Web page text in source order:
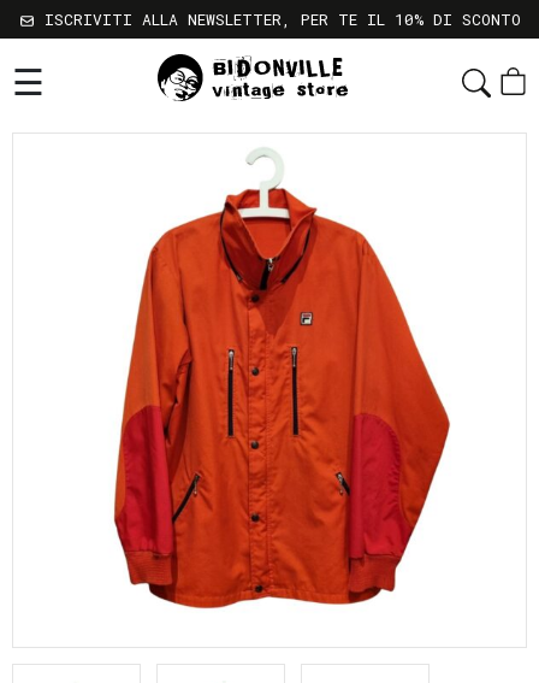
Shop
Chi
Newsletter
Termini
Condizioni
Spedizioni
pagamento
ISCRIVITI ALLA NEWSLETTER, PER TE IL 10% DI SCONTO
☰